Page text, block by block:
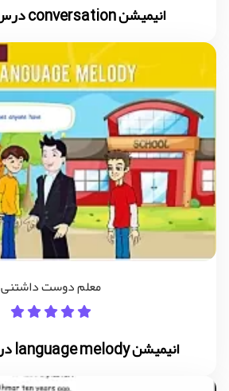
انیمیشن conversation درس 6 زبان نهم
معلم دوست داشتنی
انیمیشن language melody درس 6 زبان نهم